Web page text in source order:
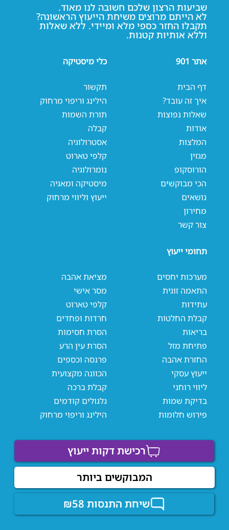
שביעות הרצון שלכם חשובה לנו מאוד.
לא הייתם מרוצים משיחת הייעוץ הראשונה?
תקבלו החזר כספי מלא ומיידי. ללא שאלות
וללא אותיות קטנות.
אתר 901
דף הבית
איך זה עובד?
שאלות נפוצות
אודות
המלצות
מגזין
הורוסקופ
הכי מבוקשים
נושאים
מחירון
צור קשר
כלי מיסטיקה
תקשור
הילינג וריפוי מרחוק
תורת השמות
קבלה
אסטרולוגיה
קלפי טארוט
נומרולוגיה
מיסטיקה ומאגיה
ייעוץ וליווי מרחוק
תחומי ייעוץ
מערכות יחסים
מציאת אהבה
התאמה זוגית
מסר אישי
עתידות
קלפי טארוט
קבלת החלטות
חרדות ופחדים
בריאות
הסרת חסימות
פתיחת מזל
הסרת עין הרע
החזרת אהבה
פרנסה וכספים
ייעוץ עסקי
הכוונה מקצועית
ליווי רוחני
קבלת ברכה
בדיקת שמות
גלגולים קודמים
פירוש חלומות
הילינג וריפוי מרחוק
שיחת התנסות ₪58
המבוקשים ביותר
רכישת דקות ייעוץ